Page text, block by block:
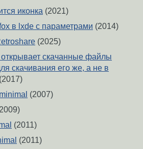
иконка (2021)
в lxde с параметрами (2014)
(2025)
скачанные файлы
скачивания его же, а не в
(2017)
(2007)
(2011)
(2011)